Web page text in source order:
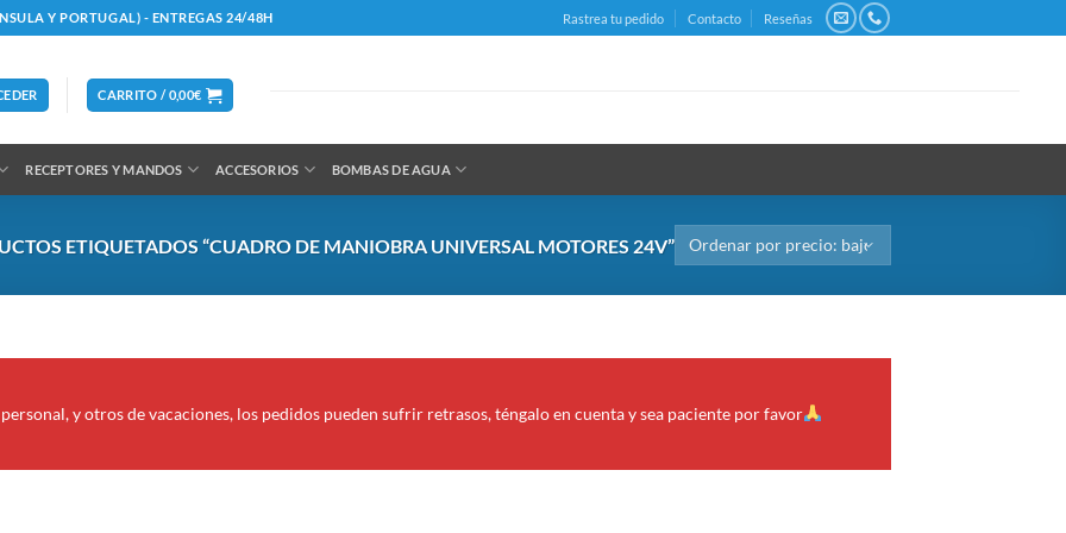
Y PORTUGAL) - ENTREGAS 24/48H Rastrea tu pedido Contacto Reseñas
CARRITO /0,00€
RECEPTORES Y MANDOS ACCESORIOS BOMBAS DE AGUA
ETIQUETADOS “CUADRO DE MANIOBRA UNIVERSAL MOTORES 24V”
y otros de vacaciones, los pedidos pueden sufrir retrasos, téngalo en cuenta y sea paciente por favor